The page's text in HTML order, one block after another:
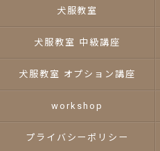
犬服教室
犬服教室 中級講座
犬服教室 オプション講座
workshop
プライバシーポリシー